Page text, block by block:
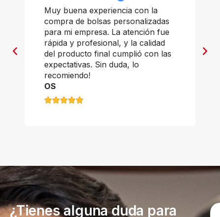
Muy buena experiencia con la
compra de bolsas personalizadas
para mi empresa. La atención fue
rápida y profesional, y la calidad
del producto final cumplió con las
expectativas. Sin duda, lo
recomiendo!
OS
¿Tienes alguna duda para